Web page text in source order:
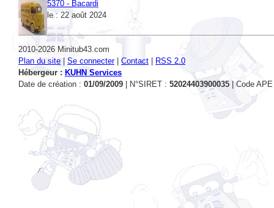
5370 - Bacardi
le : 22 août 2024
2010-2026 Minitub43.com
Plan du site
Se connecter| Contact
RSS 2.0
Hébergeur : KUHN Services
Date de création : 01/09/2009 | N°SIRET : 52024403900035| Code